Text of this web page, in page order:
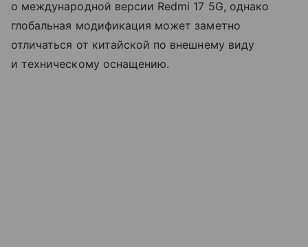
о международной версии Redmi 17 5G, однако
глобальная модификация может заметно
отличаться от китайской по внешнему виду
и техническому оснащению.